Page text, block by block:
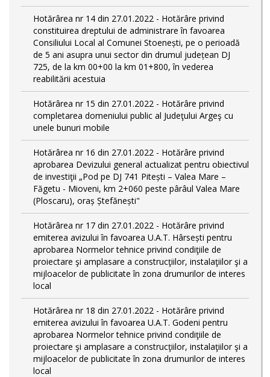
Hotărârea nr 14 din 27.01.2022 - Hotărâre privind
constituirea dreptului de administrare în favoarea
Consiliului Local al Comunei Stoenești, pe o perioadă
de 5 ani asupra unui sector din drumul județean DJ
725, de la km 00+00 la km 01+800, în vederea
reabilitării acestuia
Hotărârea nr 15 din 27.01.2022 - Hotărâre privind
completarea domeniului public al Judeţului Argeş cu
unele bunuri mobile
Hotărârea nr 16 din 27.01.2022 - Hotărâre privind
aprobarea Devizului general actualizat pentru obiectivul
de investiţii „Pod pe DJ 741 Pitești – Valea Mare –
Făgetu - Mioveni, km 2+060 peste pârâul Valea Mare
(Ploscaru), oraș Ștefănești"
Hotărârea nr 17 din 27.01.2022 - Hotărâre privind
emiterea avizului în favoarea U.A.T. Hârsești pentru
aprobarea Normelor tehnice privind condiţiile de
proiectare şi amplasare a construcţiilor, instalaţiilor şi a
mijloacelor de publicitate în zona drumurilor de interes
local
Hotărârea nr 18 din 27.01.2022 - Hotărâre privind
emiterea avizului în favoarea U.A.T. Godeni pentru
aprobarea Normelor tehnice privind condiţiile de
proiectare şi amplasare a construcţiilor, instalaţiilor şi a
mijloacelor de publicitate în zona drumurilor de interes
local